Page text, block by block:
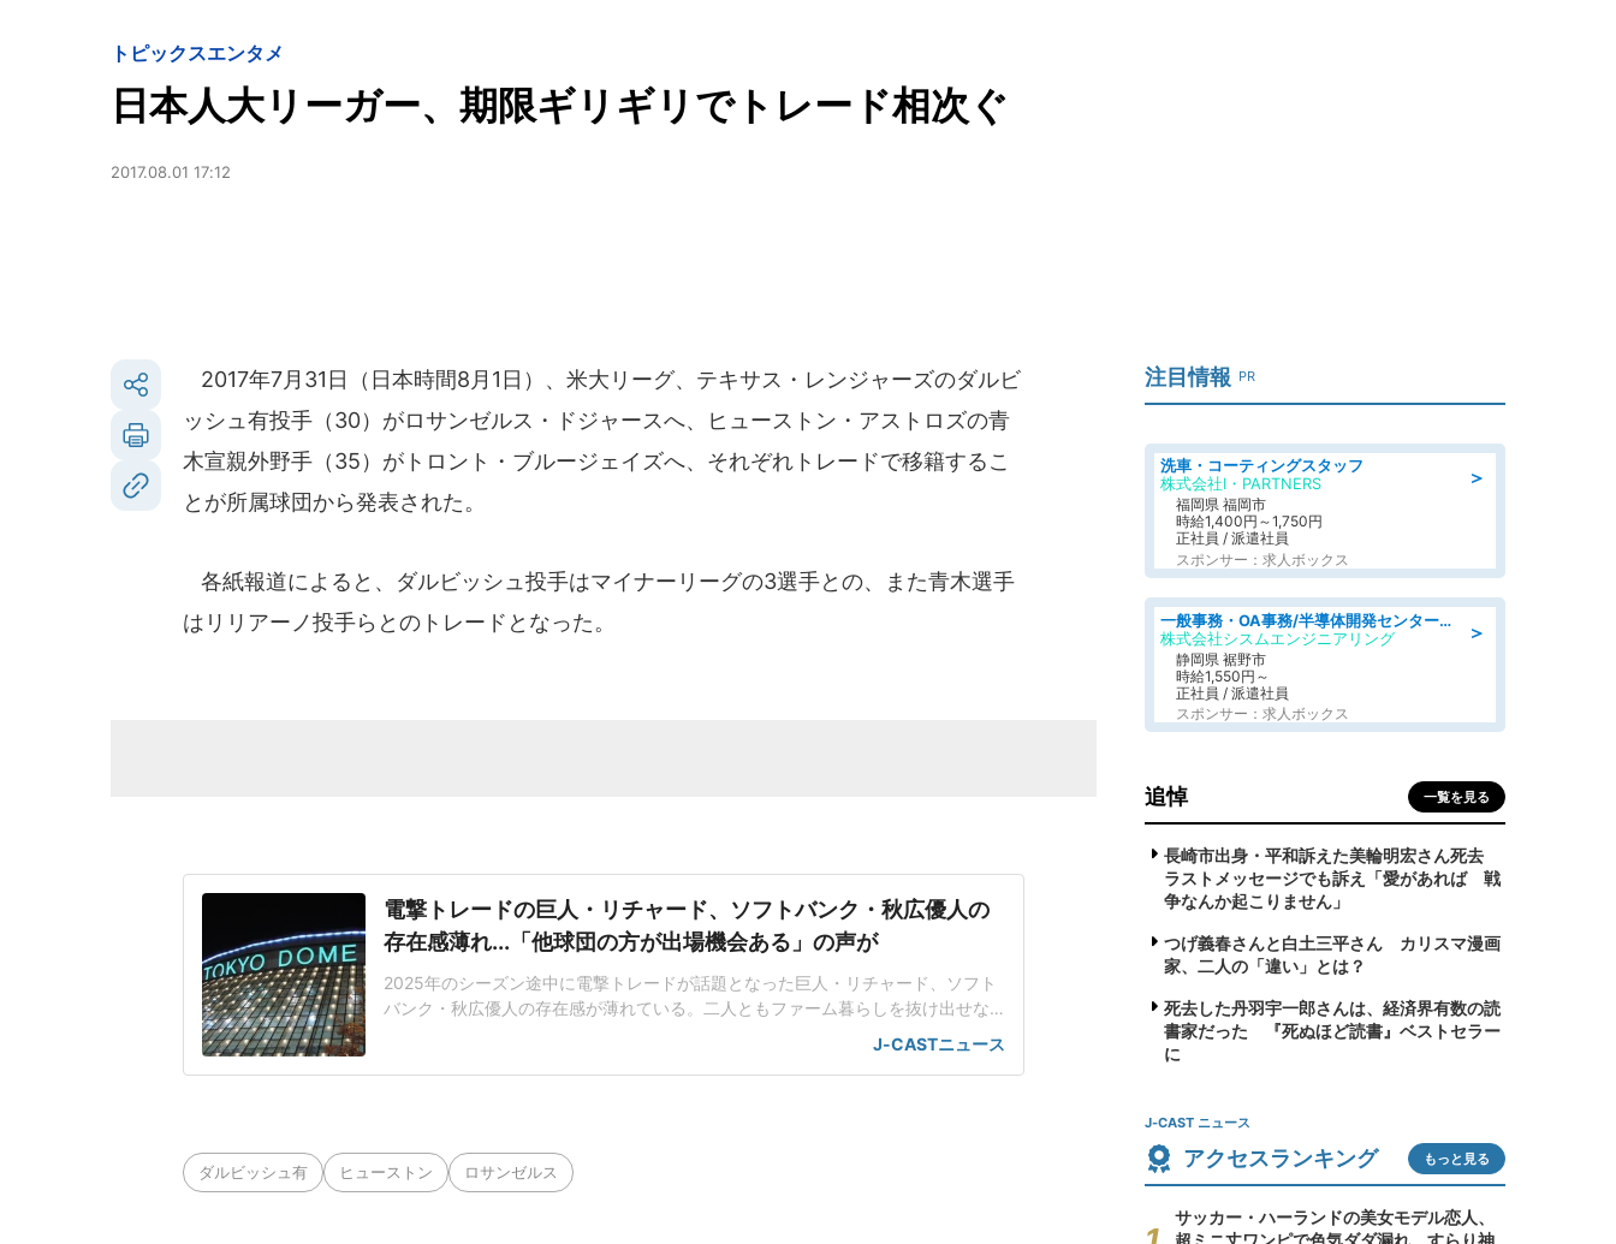
トピックスエンタメ
日本人大リーガー、期限ギリギリでトレード相次ぐ
2017.08.01 17:12
2017年7月31日（日本時間8月1日）、米大リーグ、テキサス・レンジャーズのダルビ
ッシュ有投手（30）がロサンゼルス・ドジャースへ、ヒューストン・アストロズの青
木宣親外野手（35）がトロント・ブルージェイズへ、それぞれトレードで移籍するこ
とが所属球団から発表された。
各紙報道によると、ダルビッシュ投手はマイナーリーグの3選手との、また青木選手
はリリアーノ投手らとのトレードとなった。
電撃トレードの巨人・リチャード、ソフトバンク・秋広優人の
存在感薄れ...「他球団の方が出場機会ある」の声が
2025年のシーズン途中に電撃トレードが話題となった巨人・リチャード、ソフト
バンク・秋広優人の存在感が薄れている。二人ともファーム暮らしを抜け出せな
いリチャードはソフトバンク在籍時にウエスタン・リーグで5年連続本塁打王に輝
いた長打力を評価され、秋広優人、大江竜聖と2対1のトレードで25年5月に巨人に
J-CASTニュース
ダルビッシュ有 ヒューストン ロサンゼルス
注目情報 PR
＞
洗車・コーティングスタッフ
株式会社I・PARTNERS
福岡県 福岡市
時給1,400円～1,750円
正社員 / 派遣社員
スポンサー：求人ボックス
＞
一般事務・OA事務/半導体開発センター内で事務&軽作業スタッフ、募集
株式会社シスムエンジニアリング
静岡県 裾野市
時給1,550円～
正社員 / 派遣社員
スポンサー：求人ボックス
追悼 一覧を見る
長崎市出身・平和訴えた美輪明宏さん死去
ラストメッセージでも訴え「愛があれば 戦
争なんか起こりません」
つげ義春さんと白土三平さん カリスマ漫画
家、二人の「違い」とは？
死去した丹羽宇一郎さんは、経済界有数の読
書家だった 『死ぬほど読書』ベストセラー
に
J-CAST ニュース
アクセスランキング もっと見る
サッカー・ハーランドの美女モデル恋人、
超ミニ丈ワンピで色気ダダ漏れ すらり神